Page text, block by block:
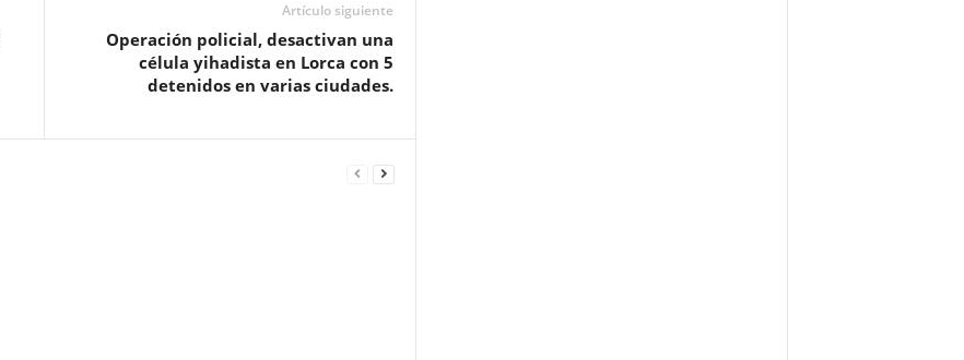
Artículo siguiente
Operación policial, desactivan una
célula yihadista en Lorca con 5
detenidos en varias ciudades.